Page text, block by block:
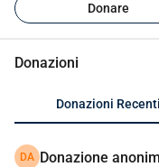
Donare
Donazioni
Donazioni Recenti
DA Donazione